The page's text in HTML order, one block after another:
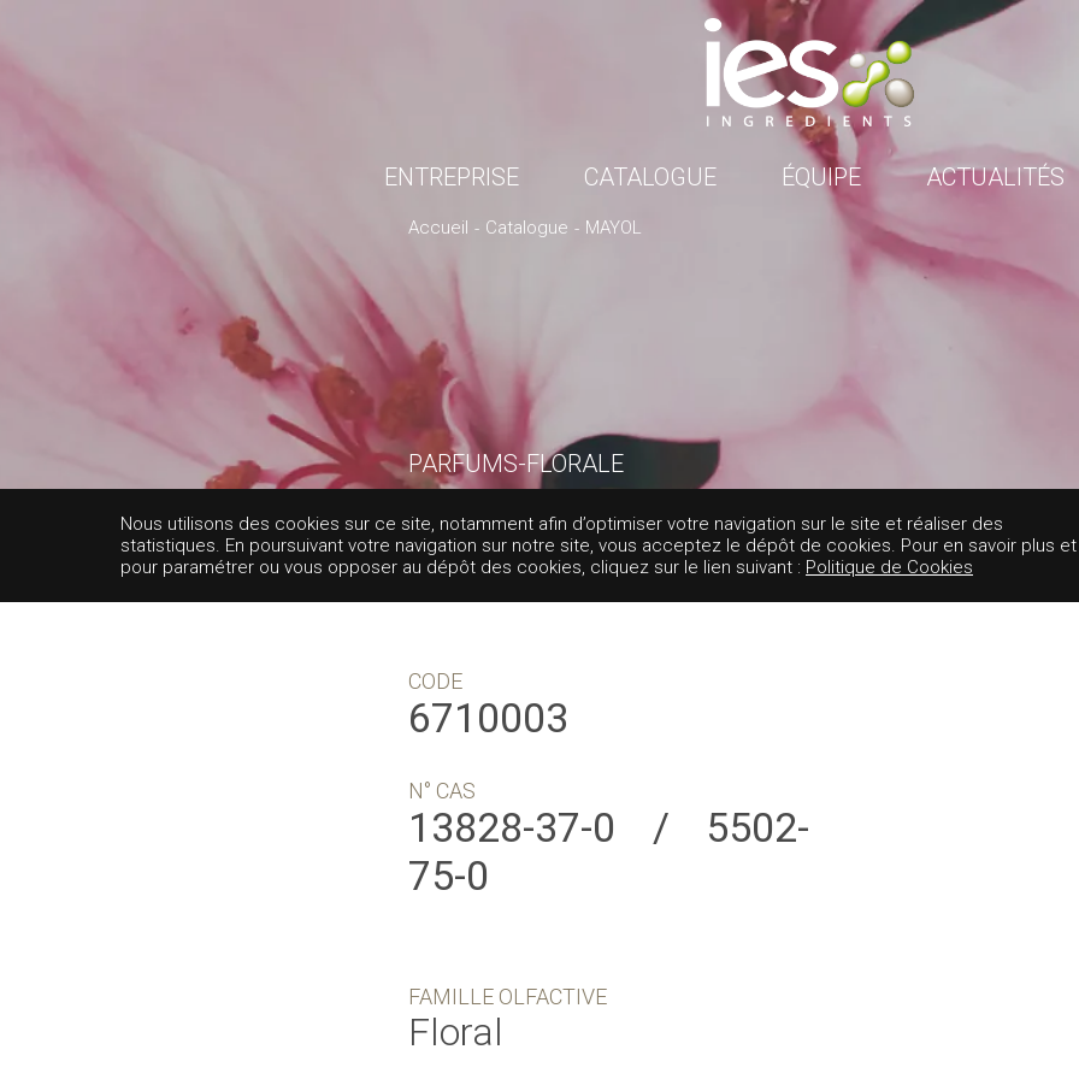
ENTREPRISE CATALOGUE ÉQUIPE ACTUALITÉS
Accueil Catalogue MAYOL
PARFUMS-FLORALE
MAYOL
Nous utilisons des cookies sur ce site, notamment afin d’optimiser votre navigation sur le site et réaliser des
statistiques. En poursuivant votre navigation sur notre site, vous acceptez le dépôt de cookies. Pour en savoir plus et
pour paramétrer ou vous opposer au dépôt des cookies, cliquez sur le lien suivant : Politique de Cookies
CODE
6710003
N° CAS
13828-37-0 / 5502-
75-0
FAMILLE OLFACTIVE
Floral